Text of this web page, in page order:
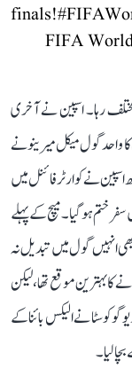
finals!
رہا۔ اسپین نے آخری
شکست دی۔ میچ کا واحد گول میکل میرینو نے
اسپین نے کوارٹر فائنل میں
سفر ختم ہو گیا۔ میچ کے پہلے
انہیں گول میں تبدیل نہ
بہترین موقع تھا، لیکن
کوسٹا نے الیکس بائنا کے
لیا۔